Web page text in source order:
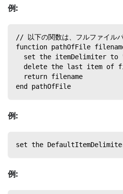
例:
// 以下の関数は、フルファイル
function pathOfFile
set the itemDelimiter to
delete the last item of
  return filename
end pathOfFile
例:
set the
例: